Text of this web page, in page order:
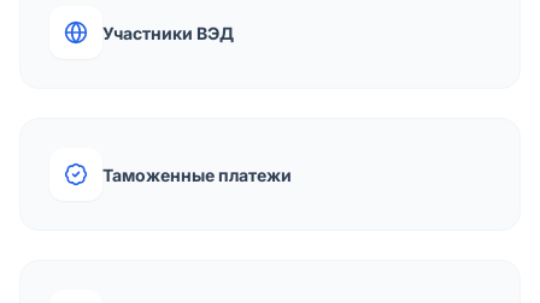
Участники ВЭД
Таможенные платежи